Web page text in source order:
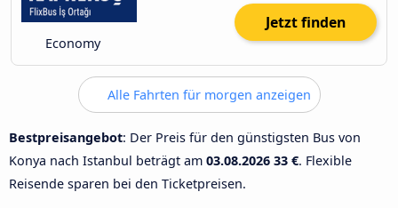
Economy
Jetzt finden
Alle Fahrten für morgen anzeigen
Bestpreisangebot: Der Preis für den günstigsten Bus von
Konya nach Istanbul beträgt am 03.08.2026 33 €. Flexible
Reisende sparen bei den Ticketpreisen.